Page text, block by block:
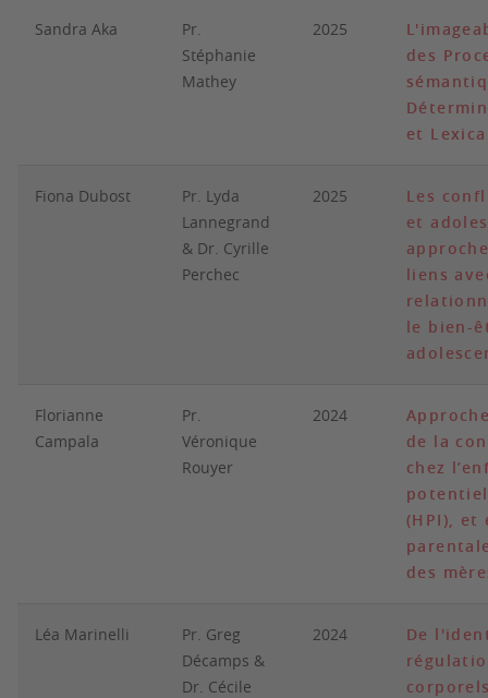
Sandra Aka
Pr.
Stéphanie
Mathey
2025
des
et
Fiona Dubost
Pr. Lyda
Lannegrand
& Dr. Cyrille
Perchec
2025
Les
et
liens
le bien-
Florianne
Campala
Pr.
Véronique
Rouyer
2024
de la
chez
(HPI), et
des
Léa Marinelli
Pr. Greg
Décamps &
Dr. Cécile
2024
De